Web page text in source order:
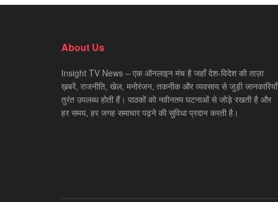
About Us
Insight TV News – एक ऑनलाइन मंच है जहाँ देश-विदेश की ताज़ा
ख़बरें, राजनीति, खेल, मनोरंजन, तकनीक और व्यवसाय से जुड़ी जानकारियाँ
तुरंत उपलब्ध होती हैं। पाठकों को नवीनतम घटनाओं से जोड़े रखती है और
हर समय, हर जगह समाचार पढ़ने की सुविधा प्रदान करती है।